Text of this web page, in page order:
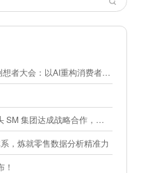
AI重构消费者运营与零售营销新范式
携手开启 SMAC 会员数智化运营新征程
，炼就零售数据分析精准力